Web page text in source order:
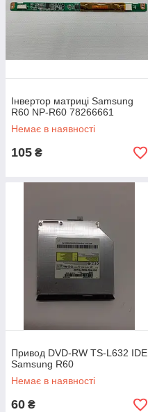
Інвертор матриці Samsung
R60 NP-R60 78266661
Немає в наявності
105 ₴
Привод DVD-RW TS-L632 IDE
Samsung R60
Немає в наявності
60 ₴